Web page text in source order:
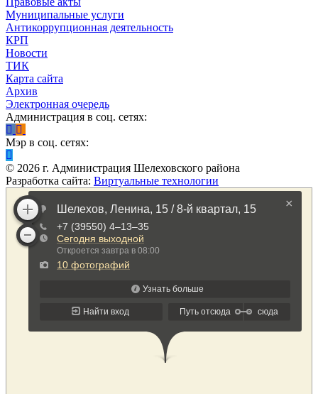
Муниципальные услуги
Антикоррупционная деятельность
КРП
Новости
ТИК
Карта сайта
Архив
Электронная очередь
Администрация в соц. сетях:
Мэр в соц. сетях:
© 2026 г. Администрация Шелеховского района
Разработка сайта: Виртуальные технологии